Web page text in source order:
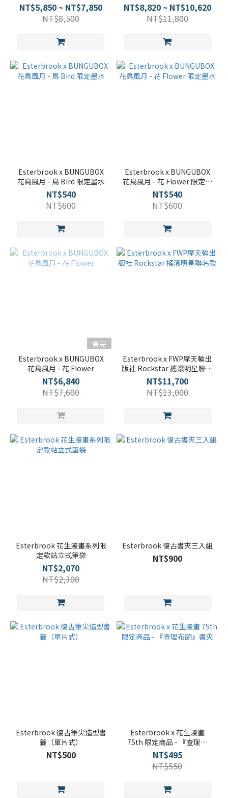
NT$5,850 ~ NT$7,850
NT$8,500
NT$8,820 ~ NT$10,620
NT$11,800
Esterbrook x BUNGUBOX
花鳥風月 - 鳥 Bird 限定墨水
NT$540
NT$600
Esterbrook x BUNGUBOX
花鳥風月 - 花 Flower 限定墨
水
NT$540
NT$600
售完
Esterbrook x BUNGUBOX
花鳥風月 - 花 Flower
NT$6,840
NT$7,600
Esterbrook x FWP摩天輪出
版社 Rockstar 搖滾明星聯名
款
NT$11,700
NT$13,000
Esterbrook 花生漫畫系列限
定款站立式筆袋
NT$2,070
NT$2,300
Esterbrook 復古書夾三入組
NT$900
Esterbrook 復古筆尖造型書
籤（單片式）
NT$500
Esterbrook x 花生漫畫
75th 限定商品 - 『查理布
朗』書夾
NT$495
NT$550